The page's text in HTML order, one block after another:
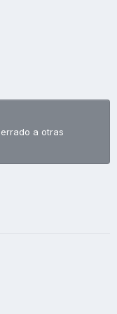
a otras